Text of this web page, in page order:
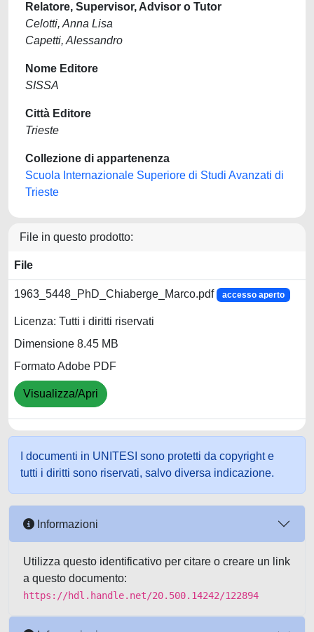
Relatore, Supervisor, Advisor o Tutor
Celotti, Anna Lisa
Capetti, Alessandro
Nome Editore
SISSA
Città Editore
Trieste
Collezione di appartenenza
Scuola Internazionale Superiore di Studi Avanzati di
Trieste
File in questo prodotto:
File
1963_5448_PhD_Chiaberge_Marco.pdf accesso aperto
Licenza: Tutti i diritti riservati
Dimensione 8.45 MB
Formato Adobe PDF
Visualizza/Apri
I documenti in UNITESI sono protetti da copyright e
tutti i diritti sono riservati, salvo diversa indicazione.
Informazioni
Utilizza questo identificativo per citare o creare un link
a questo documento:
https://hdl.handle.net/20.500.14242/122894